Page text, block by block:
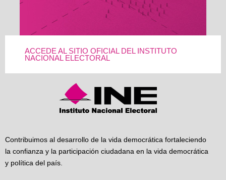
ACCEDE AL SITIO OFICIAL DEL INSTITUTO
NACIONAL ELECTORAL
Contribuimos al desarrollo de la vida democrática fortaleciendo
la confianza y la participación ciudadana en la vida democrática
y política del país.